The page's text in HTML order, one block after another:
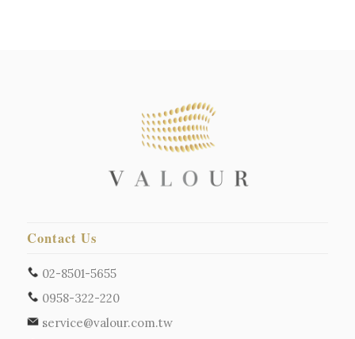
Contact Us
02-8501-5655
0958-322-220
service@valour.com.tw